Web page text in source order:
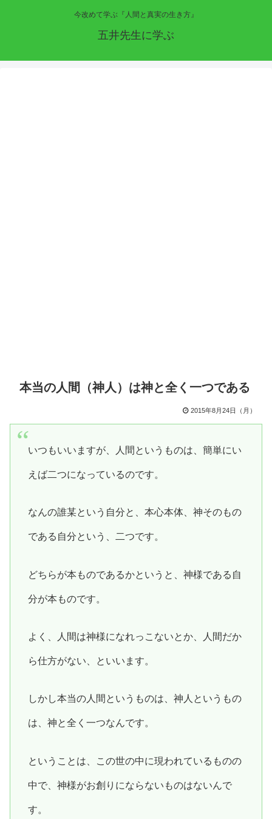
今改めて学ぶ『人間と真実の生き方』
五井先生に学ぶ
本当の人間（神人）は神と全く一つである
2015年8月24日（月）
いつもいいますが、人間というものは、簡単にい
えば二つになっているのです。
なんの誰某という自分と、本心本体、神そのもの
である自分という、二つです。
どちらが本ものであるかというと、神様である自
分が本ものです。
よく、人間は神様になれっこないとか、人間だか
ら仕方がない、といいます。
しかし本当の人間というものは、神人というもの
は、神と全く一つなんです。
ということは、この世の中に現われているものの
中で、神様がお創りにならないものはないんで
す。